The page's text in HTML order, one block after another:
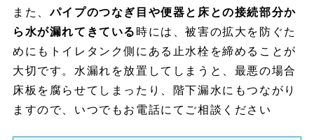
また、パイプのつなぎ目や便器と床との接続部分か
ら水が漏れてきている 時には、被害の拡大を防ぐた
めにもトイレタンク側にある止水栓を締めることが
大切です。水漏れを放置してしまうと、最悪の場合
床板を腐らせてしまったり、階下漏水にもつながり
ますので、いつでもお電話にてご相談ください